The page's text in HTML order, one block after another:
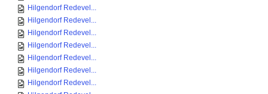
Hilgendorf Redevel...
Hilgendorf Redevel...
Hilgendorf Redevel...
Hilgendorf Redevel...
Hilgendorf Redevel...
Hilgendorf Redevel...
Hilgendorf Redevel...